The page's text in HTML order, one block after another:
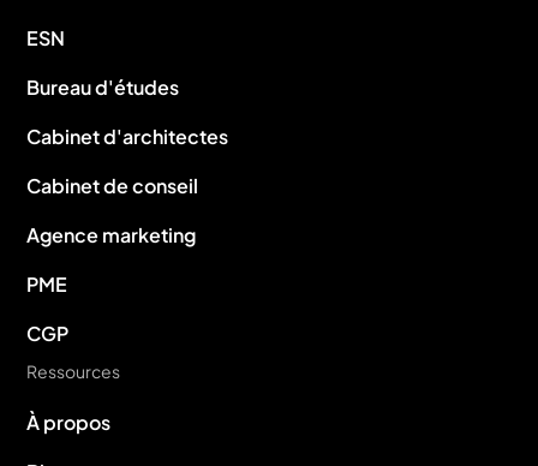
ESN
Bureau d'études
Cabinet d'architectes
Cabinet de conseil
Agence marketing
PME
CGP
Ressources
À propos